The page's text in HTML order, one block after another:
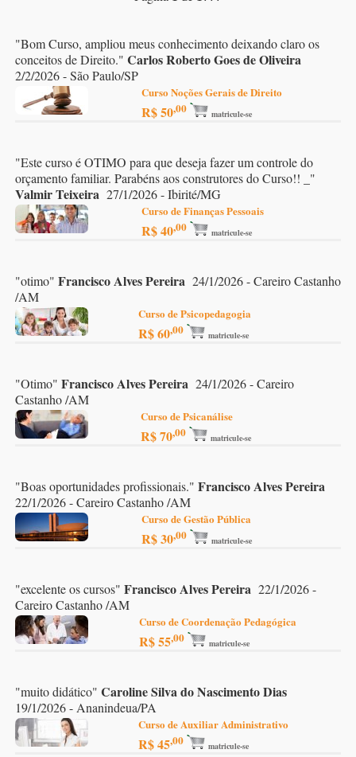
"Bom Curso, ampliou meus conhecimento deixando claro os
conceitos de Direito." Carlos Roberto Goes de Oliveira
2/2/2026 - São Paulo/SP
Curso Noções Gerais de Direito
R$ 50,00 matricule-se
"Este curso é OTIMO para que deseja fazer um controle do
orçamento familiar. Parabéns aos construtores do Curso!! _ "
Valmir Teixeira 27/1/2026 - Ibirité/MG
Curso de Finanças Pessoais
R$ 40,00 matricule-se
"otimo" Francisco Alves Pereira 24/1/2026 - Careiro Castanho
/AM
Curso de Psicopedagogia
R$ 60,00 matricule-se
"Otimo" Francisco Alves Pereira 24/1/2026 - Careiro
Castanho /AM
Curso de Psicanálise
R$ 70,00 matricule-se
"Boas oportunidades profissionais." Francisco Alves Pereira
22/1/2026 - Careiro Castanho /AM
Curso de Gestão Pública
R$ 30,00 matricule-se
"excelente os cursos" Francisco Alves Pereira 22/1/2026 -
Careiro Castanho /AM
Curso de Coordenação Pedagógica
R$ 55,00 matricule-se
"muito didático" Caroline Silva do Nascimento Dias
19/1/2026 - Ananindeua/PA
Curso de Auxiliar Administrativo
R$ 45,00 matricule-se